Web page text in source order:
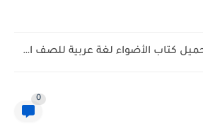
تحميل كتاب الأضواء لغة عربية للصف الأول الثانوي الترم الأول...
0